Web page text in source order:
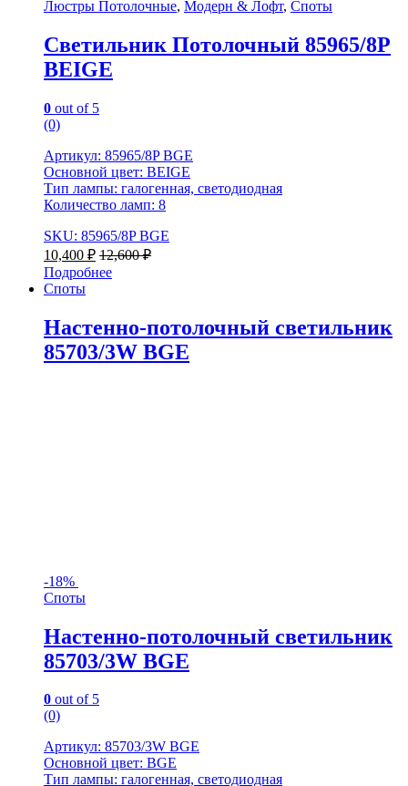
Люстры Потолочные, Модерн & Лофт, Споты
Светильник Потолочный 85965/8P
BEIGE
0 out of 5
(0)
Артикул: 85965/8P BGE
Основной цвет: BEIGE
Тип лампы: галогенная, светодиодная
Количество ламп: 8
SKU: 85965/8P BGE
10,400 ₽ 12,600₽
Подробнее
Споты
Настенно-потолочный светильник
85703/3W BGE
-18%
Споты
Настенно-потолочный светильник
85703/3W BGE
0 out of 5
(0)
Артикул: 85703/3W BGE
Основной цвет: BGE
Тип лампы: галогенная, светодиодная